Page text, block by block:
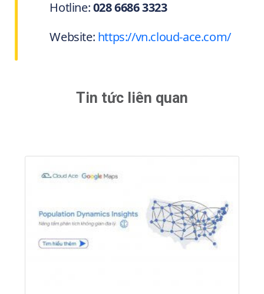
Hotline:028 6686 3323
Website: https://vn.cloud-ace.com/
Tin tức liên quan